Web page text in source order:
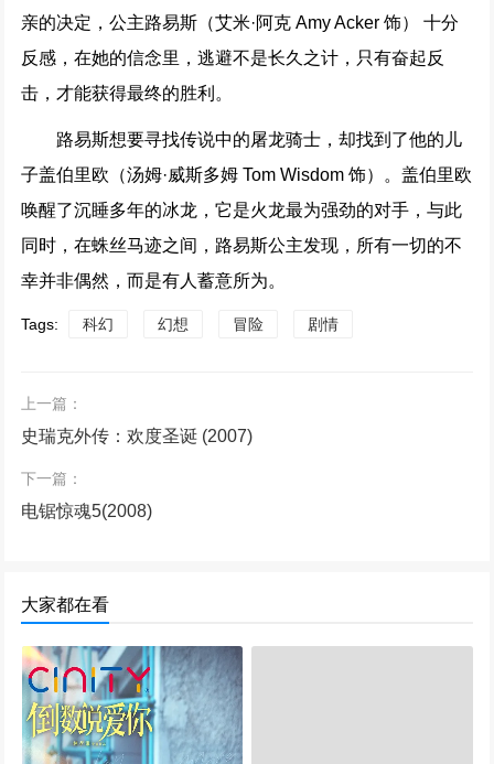
亲的决定，公主路易斯（艾米·阿克 Amy Acker 饰） 十分
反感，在她的信念里，逃避不是长久之计，只有奋起反
击，才能获得最终的胜利。
路易斯想要寻找传说中的屠龙骑士，却找到了他的儿
子盖伯里欧（汤姆·威斯多姆 Tom Wisdom 饰）。盖伯里欧
唤醒了沉睡多年的冰龙，它是火龙最为强劲的对手，与此
同时，在蛛丝马迹之间，路易斯公主发现，所有一切的不
幸并非偶然，而是有人蓄意所为。
Tags: 科幻 幻想 冒险 剧情
上一篇：
史瑞克外传：欢度圣诞 (2007)
下一篇：
电锯惊魂5(2008)
大家都在看